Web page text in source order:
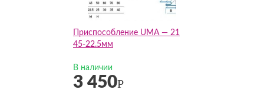
Приспособление UMA — 21
45-22.5мм
В наличии
3 450Р